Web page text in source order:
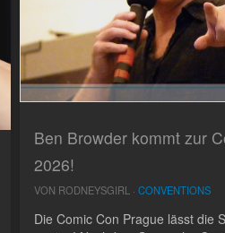
Ben Browder kommt zur
2026!
VON RODNEYSGIRL · CONVENTIONS
Die Comic Con Prague lässt die